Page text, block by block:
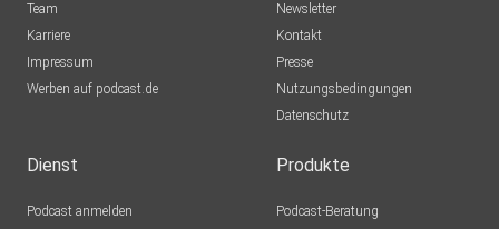
Team
Karriere
Impressum
Werben auf podcast.de
Newsletter
Kontakt
Presse
Nutzungsbedingungen
Datenschutz
Dienst
Podcast anmelden
Produkte
Podcast-Beratung